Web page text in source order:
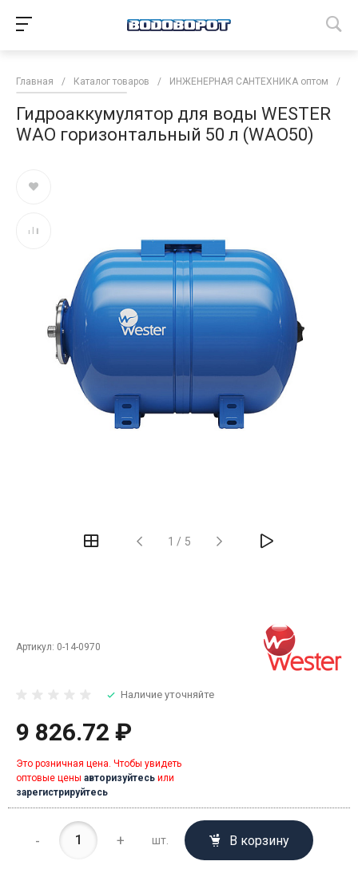
Главная / Каталог товаров / ИНЖЕНЕРНАЯ САНТЕХНИКА оптом /
Гидроаккумулятор для воды WESTER
WAO горизонтальный 50 л (WAO50)
1 / 5
Артикул: 0-14-0970
Наличие уточняйте
9 826.72 ₽
Это розничная цена. Чтобы увидеть
оптовые цены авторизуйтесь или
зарегистрируйтесь
- + шт. В корзину